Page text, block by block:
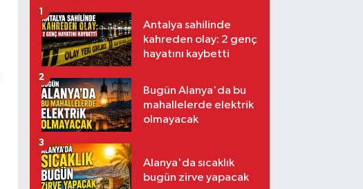
Antalya sahilinde
kahreden olay: 2 genç
hayatını kaybetti
1
Bugün Alanya'da bu
mahallelerde elektrik
olmayacak
2
Alanya'da sıcaklık
bugün zirve yapacak
3